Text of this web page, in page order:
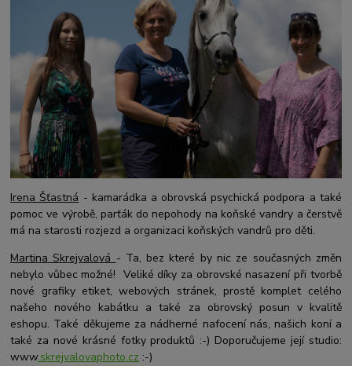
Irena Šťastná - kamarádka a obrovská psychická podpora a také
pomoc ve výrobě, parťák do nepohody na koňské vandry a čerstvě
má na starosti rozjezd a organizaci koňských vandrů pro děti.
Martina Skrejvalová - Ta, bez které by nic ze současných změn
nebylo vůbec možné! Veliké díky za obrovské nasazení při tvorbě
nové grafiky etiket, webových stránek, prostě komplet celého
našeho nového kabátku a také za obrovský posun v kvalitě
eshopu. Také děkujeme za nádherné nafocení nás, našich koní a
také za nové krásné fotky produktů :-) Doporučujeme její studio:
www.skrejvalovaphoto.cz :-)